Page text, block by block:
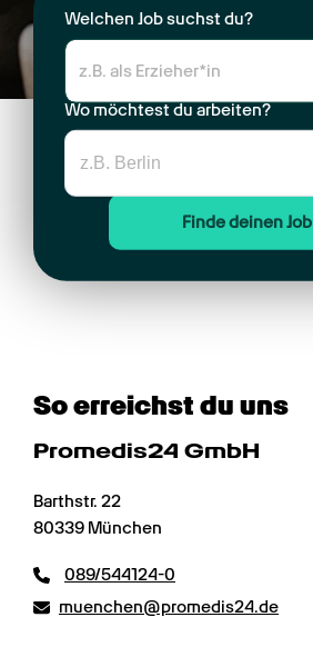
Welchen Job suchst du?
Wo möchtest du arbeiten?
Finde deinen Job
So erreichst du uns
Promedis24 GmbH
Barthstr. 22
80339 München
089/544124-0
muenchen@promedis24.de